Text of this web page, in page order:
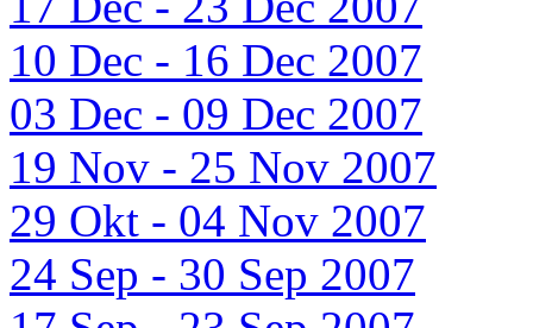
10 Dec - 16 Dec 2007
03 Dec - 09 Dec 2007
19 Nov - 25 Nov 2007
29 Okt - 04 Nov 2007
24 Sep - 30 Sep 2007